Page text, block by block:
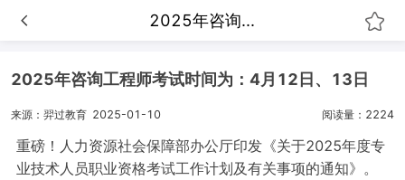
2025年咨询...
2025年咨询工程师考试时间为：4月12日、13日
来源：羿过教育 2025-01-10 阅读量：2224
重磅！人力资源社会保障部办公厅印发《关于2025年度专
业技术人员职业资格考试工作计划及有关事项的通知》。